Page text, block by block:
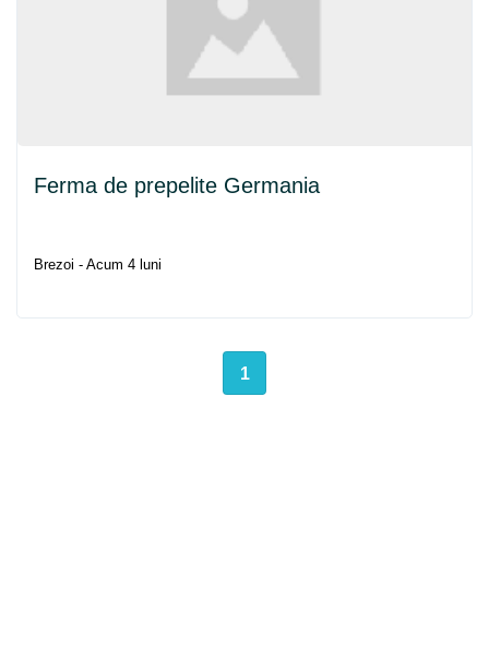
Ferma de prepelite Germania
Brezoi - Acum 4 luni
1